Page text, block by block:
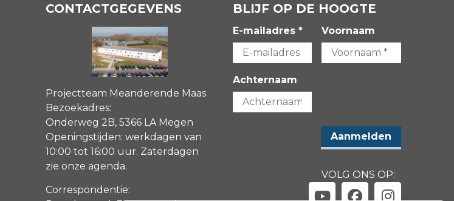
CONTACTGEGEVENS
Projectteam Meanderende Maas
Bezoekadres:
Onderweg 2B, 5366 LA Megen
Openingstijden: werkdagen van
10:00 tot 16:00 uur. Zaterdagen
zie onze agenda.
Correspondentie:
BLIJF OP DE HOOGTE
E-mailadres * Voornaam
Achternaam
VOLG ONS OP: